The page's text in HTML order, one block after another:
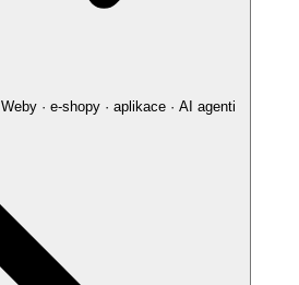
Weby · e-shopy · aplikace · AI agenti